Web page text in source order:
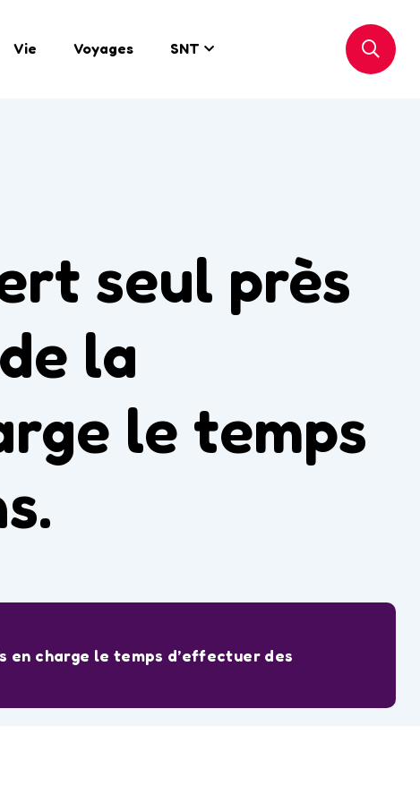
Vie Voyages SNT
seul près
la
le temps
en charge le temps d’effectuer des